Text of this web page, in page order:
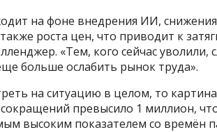
на фоне внедрения ИИ,
роста цен, что приводит к
«Тем, кого сейчас
больше ослабить рынок труда».
на ситуацию в целом, то
превысило 1 миллион,
высоким показателем со времён